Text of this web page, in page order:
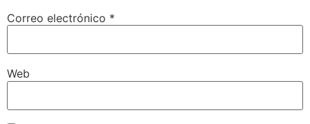
Correo electrónico *
Web